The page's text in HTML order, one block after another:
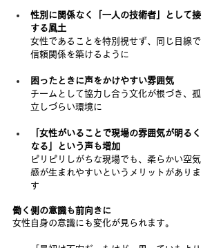
性別に関係なく「一人の技術者」として接
する風土
女性であることを特別視せず、同じ目線で
信頼関係を築けるように
困ったときに声をかけやすい雰囲気
チームとして協力し合う文化が根づき、孤
立しづらい環境に
「女性がいることで現場の雰囲気が明るく
なる」という声も増加
ピリピリしがちな現場でも、柔らかい空気
感が生まれやすいというメリットがありま
す
働く側の意識も前向きに
女性自身の意識にも変化が見られます。